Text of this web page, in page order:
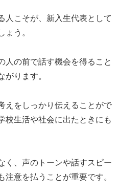
人こそが、新入生代表として
ょう。
人の前で話す機会を得ること
がります。
えをしっかり伝えることがで
校生活や社会に出たときにも
く、声のトーンや話すスピー
注意を払うことが重要です。